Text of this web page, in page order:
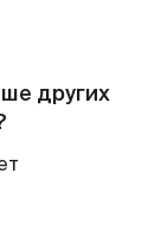
других